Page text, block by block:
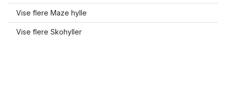
Vise flere Maze hylle
Vise flere Skohyller